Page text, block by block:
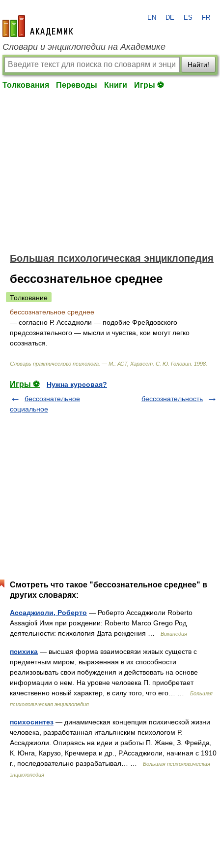
academic.ru
EN DE ES FR
Словари и энциклопедии на Академике
Найти!
Толкования Переводы Книги Игры ⚽
Большая психологическая энциклопедия
бессознательное среднее
Толкование
бессознательное среднее
— согласно Р. Ассаджоли — подобие Фрейдовского
предсознательного — мысли и чувства, кои могут легко
осознаться.
Словарь практического психолога. — М.: АСТ, Харвест С. Ю. Головин 1998
Игры ⚽
Нужна курсовая?
бессознательное
социальное
бессознательность
Смотреть что такое "бессознательное среднее" в
других словарях:
Ассаджиоли, Роберто — Роберто Ассаджиоли Roberto
Assagioli Имя при рождении: Roberto Marco Grego Род
деятельности: психология Дата рождения …
Википедия
психика — высшая форма взаимосвязи живых существ с
предметным миром, выраженная в их способности
реализовывать свои побуждения и действовать на основе
информации о нем. На уровне человека П. приобретает
качественно новый характер, в силу того, что его… …
Большая
психологическая энциклопедия
психосинтез — динамическая концепция психической жизни
человека, разработанная итальянским психологом Р.
Ассаджиоли. Опираясь на идеи и работы П. Жане, З. Фрейда,
К. Юнга, Карузо, Кречмера и др., Р.Ассаджиоли, начиная с 1910
г., последовательно разрабатывал… …
Большая психологическая
энциклопедия